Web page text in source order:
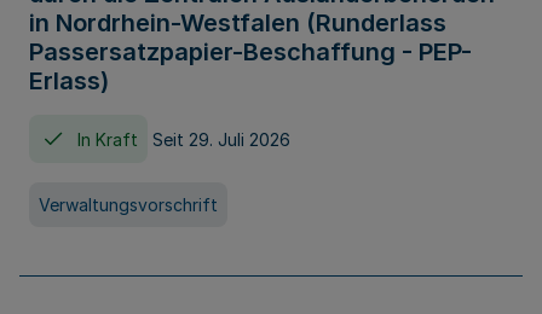
in Nordrhein-Westfalen (Runderlass
Passersatzpapier-Beschaffung - PEP-
Erlass)
In Kraft Seit 29. Juli 2026
Verwaltungsvorschrift